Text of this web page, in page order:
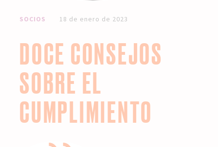
SOCIOS 18 de enero de 2023
DOCE CONSEJOS
SOBRE EL
CUMPLIMIENTO